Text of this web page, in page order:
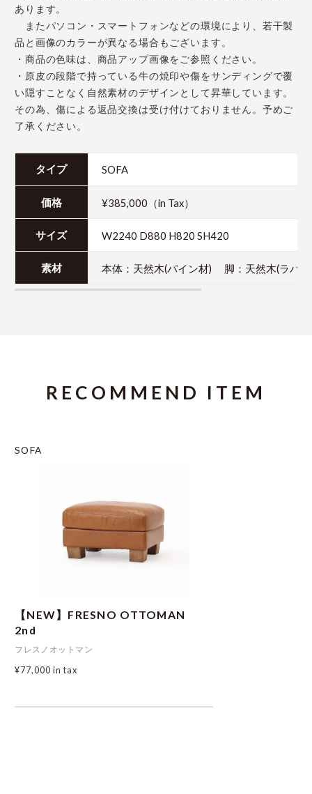
あります。
またパソコン・スマートフォンなどの環境により、若干製
品と画像のカラーが異なる場合もございます。
・商品の色味は、商品アップ画像をご参照ください。
・原皮の段階で持っている牛の焼印や傷をサンディングで覆
い隠すことなく自然素材のデザインとして昇華しています。
その為、傷による返品交換は受け付けておりません。予めご
了承ください。
タイプ SOFA
価格 ¥385,000（in Tax）
サイズ W2240 D880 H820 SH420
素材 本体：天然木(パイン材) 脚：天然木(ラバ
RECOMMEND ITEM
SOFA
【NEW】FRESNO OTTOMAN
2nd
フレスノオットマン
¥77,000in tax